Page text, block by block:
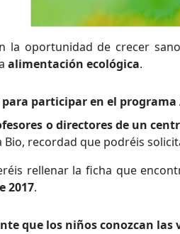
la oportunidad de crecer
alimentación ecológica.
para participar en el programa
o directores de un
Bio, recordad que podréis
rellenar la ficha que
2017.
que los niños conozcan